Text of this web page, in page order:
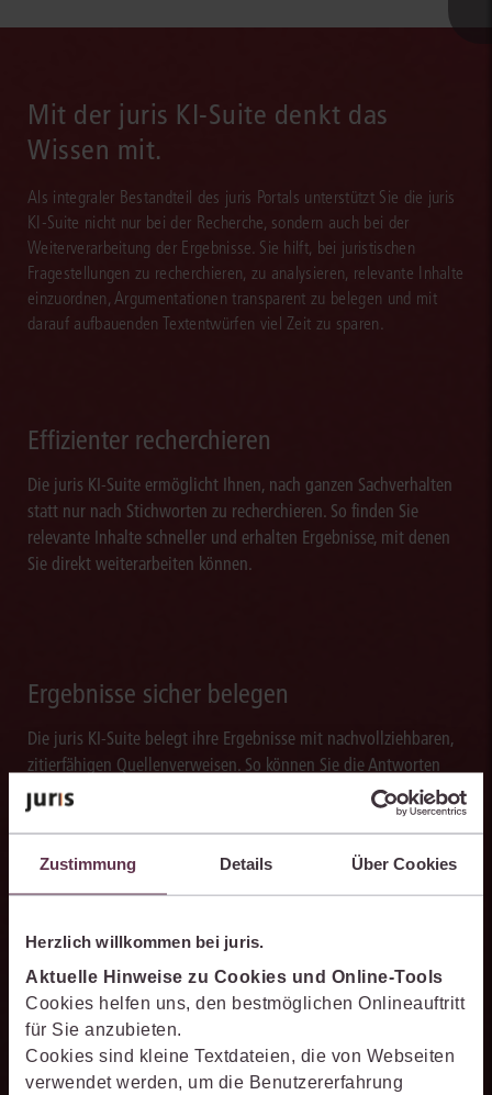
Zustimmung Details Über Cookies
Herzlich willkommen bei juris.
Aktuelle Hinweise zu Cookies und Online-Tools
Cookies helfen uns, den bestmöglichen Onlineauftritt
für Sie anzubieten.
Cookies sind kleine Textdateien, die von Webseiten
verwendet werden, um die Benutzererfahrung
Mit der juris KI-Suite denkt das
Wissen mit.
Als integraler Bestandteil des juris Portals unterstützt Sie die juris
KI-Suite nicht nur bei der Recherche, sondern auch bei der
Weiterverarbeitung der Ergebnisse. Sie hilft, bei juristischen
Fragestellungen zu recherchieren, zu analysieren, relevante Inhalte
einzuordnen, Argumentationen transparent zu belegen und mit
darauf aufbauenden Textentwürfen viel Zeit zu sparen.
Effizienter recherchieren
Die juris KI-Suite ermöglicht Ihnen, nach ganzen Sachverhalten
statt nur nach Stichworten zu recherchieren. So finden Sie
relevante Inhalte schneller und erhalten Ergebnisse, mit denen
Sie direkt weiterarbeiten können.
Ergebnisse sicher belegen
Die juris KI-Suite belegt ihre Ergebnisse mit nachvollziehbaren,
zitierfähigen Quellenverweisen. So können Sie die Antworten
transparent prüfen, fachlich einordnen und auf einer belastbaren
Grundlage weiterverarbeiten.
Schneller analysieren
Die juris KI-Suite beschleunigt die Analyse komplexer
juristischer Fragestellungen. Sie hilft dabei, Sachverhalte
einzuordnen, Zusammenhänge zu erkennen und belastbare
Ansatzpunkte für die weitere Bearbeitung zu gewinnen. Dabei